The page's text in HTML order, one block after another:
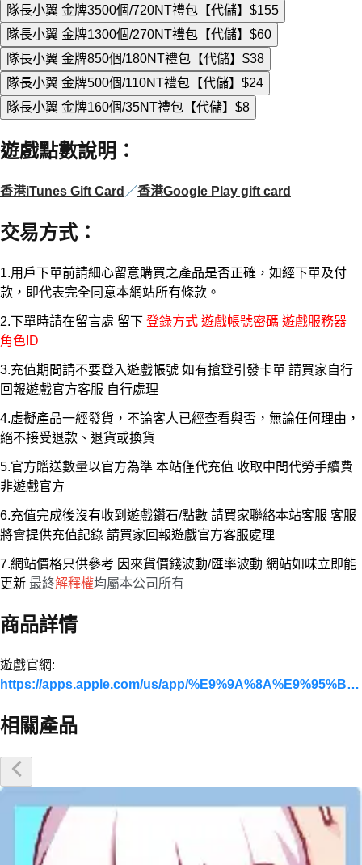
隊長小翼 金牌3500個/720NT禮包【代儲】 $155
隊長小翼 金牌1300個/270NT禮包【代儲】 $60
隊長小翼 金牌850個/180NT禮包【代儲】 $38
隊長小翼 金牌500個/110NT禮包【代儲】 $24
隊長小翼 金牌160個/35NT禮包【代儲】 $8
遊戲點數說明 ：
香港iTunes Gift Card ／香港Google Play gift card
交易方式：
1.用戶下單前請細心留意購買之產品是否正確，如經下單及付
款，即代表完全同意本網站所有條款。
2.下單時請在留言處 留下 登錄方式 遊戲帳號密碼 遊戲服務器
角色ID
3.充值期間請不要登入遊戲帳號 如有搶登引發卡單 請買家自行
回報遊戲官方客服 自行處理
4.虛擬產品一經發貨，不論客人已經查看與否，無論任何理由，
絕不接受退款、退貨或換貨
5.官方贈送數量以官方為準 本站僅代充值 收取中間代勞手續費
非遊戲官方
6.充值完成後沒有收到遊戲鑽石/點數 請買家聯絡本站客服 客服
將會提供充值記錄 請買家回報遊戲官方客服處理
7.網站價格只供參考 因來貨價錢波動/匯率波動 網站如味立即能
更新 最終解釋權均屬本公司所有
商品詳情
遊戲官網:
https://apps.apple.com/us/app/%E9%9A%8A%E9%95%B7%E5%B0%8F%E7%BF%BC-%E6%88%91%E7%9A%84%E9%BB%83%E9%87%91%E5%8D%81%E4%B8%80%E4%BA%BA-mg11/id6759662874?l=zh-Hant-TW
相關產品